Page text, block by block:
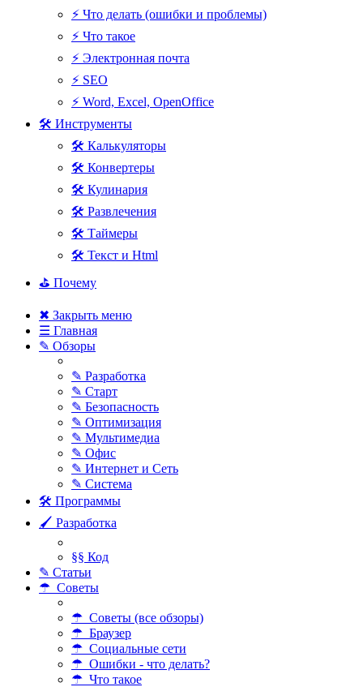
⚡ Что делать (ошибки и проблемы)
⚡ Что такое
⚡ Электронная почта
⚡ SEO
⚡ Word, Excel, OpenOffice
🛠 Инструменты
🛠 Калькуляторы
🛠 Конвертеры
🛠 Кулинария
🛠 Развлечения
🛠 Таймеры
🛠 Текст и Html
⛳ Почему
✖ Закрыть меню
☰ Главная
✎ Обзоры
✎ Разработка
✎ Старт
✎ Безопасность
✎ Оптимизация
✎ Мультимедиа
✎ Офис
✎ Интернет и Сеть
✎ Система
🛠 Программы
🖌 Разработка
§§ Код
✎ Статьи
☂ Советы
☂ Советы (все обзоры)
☂ Браузер
☂ Социальные сети
☂ Ошибки - что делать?
☂ Что такое